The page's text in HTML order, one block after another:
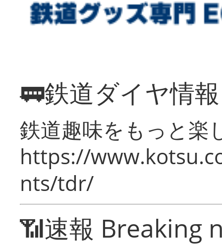
🚃鉄道ダイヤ情
鉄道趣味をもっと楽
https://
nts/tdr/
📶速報 Breaking